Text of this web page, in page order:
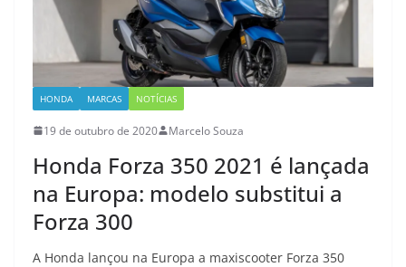
HONDA MARCAS NOTÍCIAS
19 de outubro de 2020 Marcelo Souza
Honda Forza 350 2021 é lançada
na Europa: modelo substitui a
Forza 300
A Honda lançou na Europa a maxiscooter Forza 350